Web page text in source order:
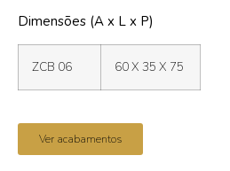
Dimensões (A x L x P)
ZCB 06 60 X 35 X 75
Ver acabamentos